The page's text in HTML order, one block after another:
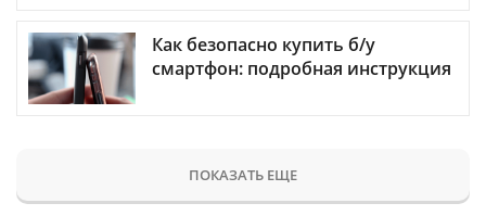
Как безопасно купить б/у
смартфон: подробная инструкция
ПОКАЗАТЬ ЕЩЕ